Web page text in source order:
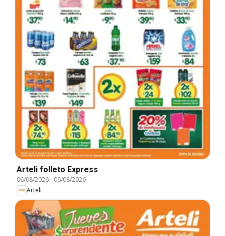
Arteli folleto Express
06/08/2026- 06/08/2026
Arteli